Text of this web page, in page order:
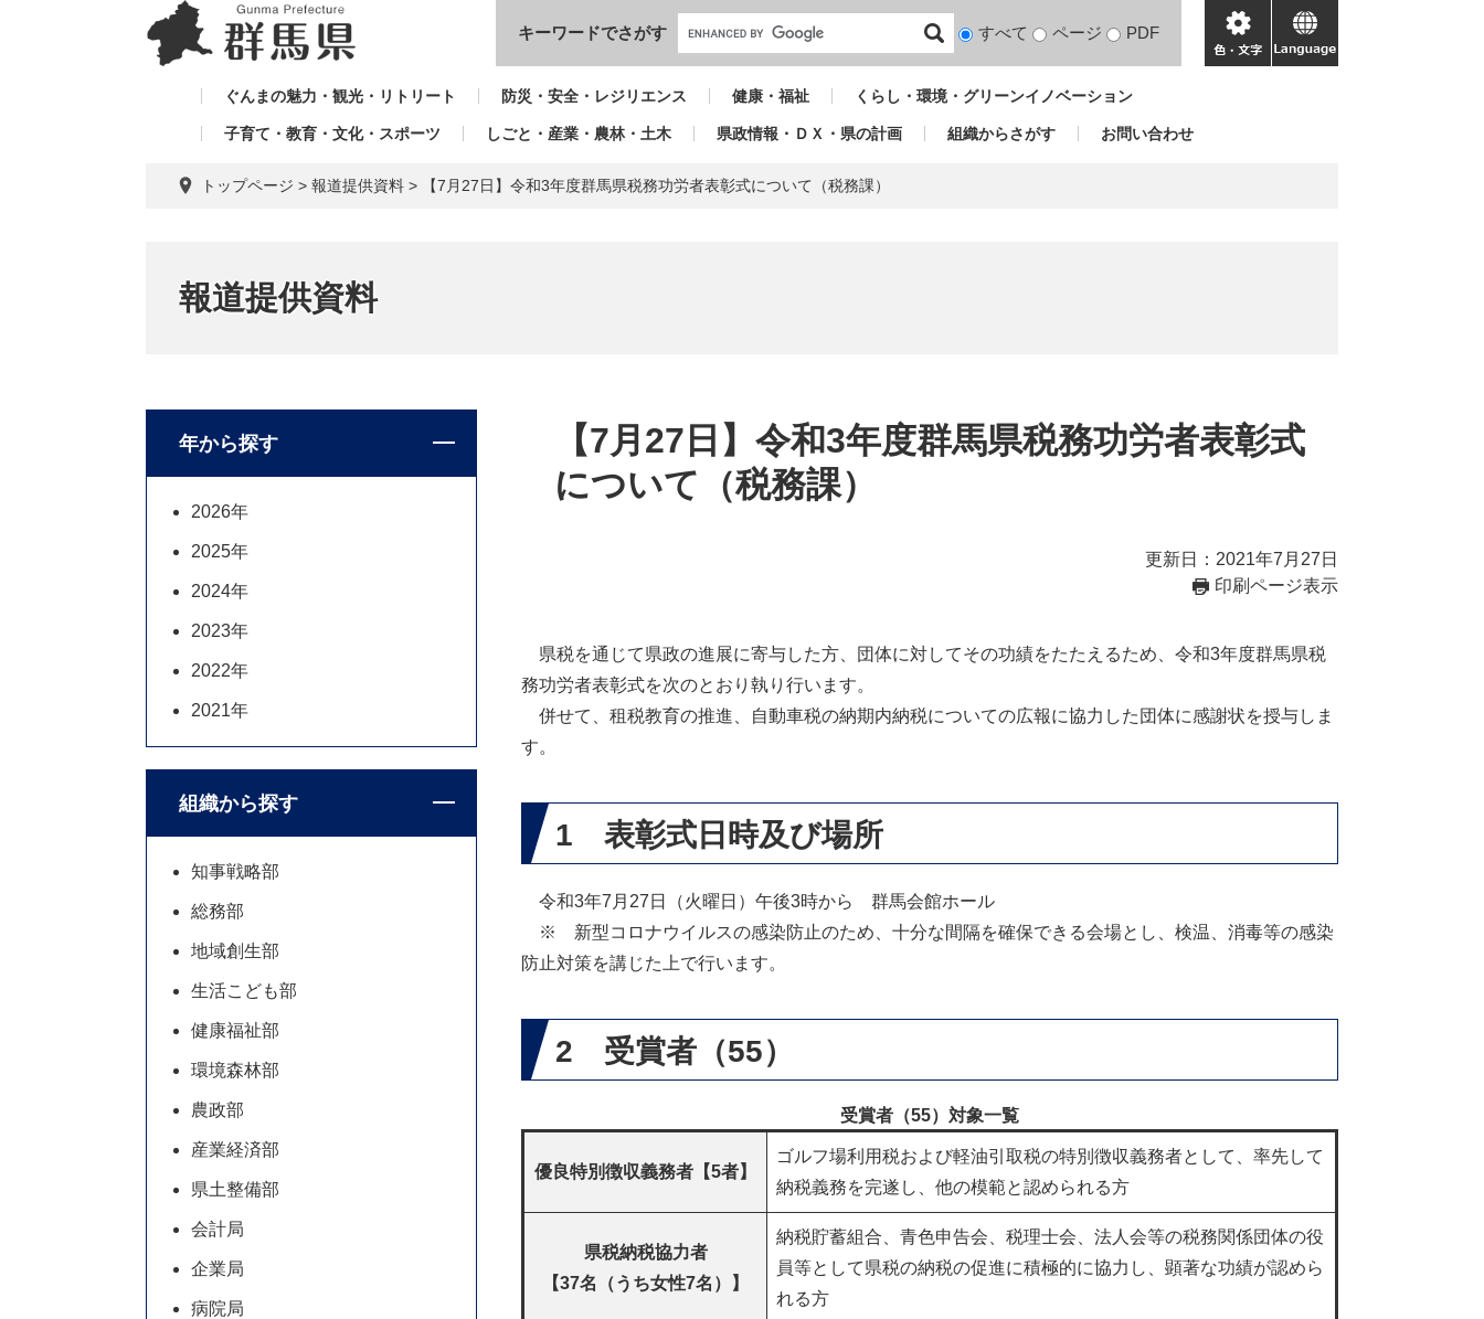
本文へ
キーワードでさがす
検
対
すべて ページ PDF
色・
文
language
ぐんまの魅力・観光・リトリート 防災・安全・レジリエンス 健康・福祉 くらし・環境・グリーンイノベーション
子育て・教育・文化・スポーツ しごと・産業・農林・土木 県政情報・ＤＸ・県の計画 組織からさがす お問い合わせ
トップページ > 報道提供資料 > 【7月27日】令和3年度群馬県税務功労者表彰式について（税務課）
報道提供資料
【7月27日】令和3年度群馬県税務功労者表彰式
について（税務課）
更新日：2021年7月27日
印刷ページ表示
県税を通じて県政の進展に寄与した方、団体に対してその功績をたたえるため、令和3年度群馬県税
務功労者表彰式を次のとおり執り行います。
併せて、租税教育の推進、自動車税の納期内納税についての広報に協力した団体に感謝状を授与しま
す。
1 表彰式日時及び場所
令和3年7月27日（火曜日）午後3時から 群馬会館ホール
※ 新型コロナウイルスの感染防止のため、十分な間隔を確保できる会場とし、検温、消毒等の感染
防止対策を講じた上で行います。
2 受賞者（55）
受賞者（55）対象一覧
優良特別徴収義務者【5者】
ゴルフ場利用税および軽油引取税の特別徴収義務者として、率先して
納税義務を完遂し、他の模範と認められる方
県税納税協力者
【37名（うち女性7名）】
納税貯蓄組合、青色申告会、税理士会、法人会等の税務関係団体の役
員等として県税の納税の促進に積極的に協力し、顕著な功績が認めら
れる方
年から探す
2026年
2025年
2024年
2023年
2022年
2021年
組織から探す
知事戦略部
総務部
地域創生部
生活こども部
健康福祉部
環境森林部
農政部
産業経済部
県土整備部
会計局
企業局
病院局